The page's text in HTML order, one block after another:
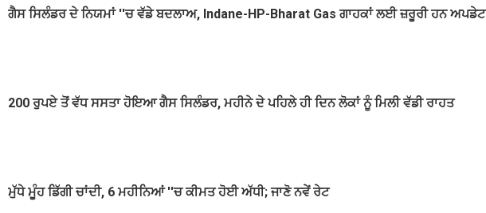
ਗੈਸ ਸਿਲੰਡਰ ਦੇ ਨਿਯਮਾਂ ''ਚ ਵੱਡੇ ਬਦਲਾਅ, Indane-HP-Bharat Gas ਗਾਹਕਾਂ ਲਈ ਜ਼ਰੂਰੀ ਹਨ ਅਪਡੇਟ
200 ਰੁਪਏ ਤੋਂ ਵੱਧ ਸਸਤਾ ਹੋਇਆ ਗੈਸ ਸਿਲੰਡਰ, ਮਹੀਨੇ ਦੇ ਪਹਿਲੇ ਹੀ ਦਿਨ ਲੋਕਾਂ ਨੂੰ ਮਿਲੀ ਵੱਡੀ ਰਾਹਤ
ਮੁੱਧੇ ਮੂੰਹ ਡਿੱਗੀ ਚਾਂਦੀ, 6 ਮਹੀਨਿਆਂ ''ਚ ਕੀਮਤ ਹੋਈ ਅੱਧੀ; ਜਾਣੋ ਨਵੇਂ ਰੇਟ